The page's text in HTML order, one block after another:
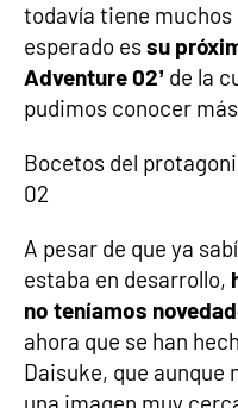
todavía tiene
esperado essu
Adventure 02’ de la
pudimos conocer
Bocetos del
02
A pesar de que ya
estaba en desarrollo,
no teníamos
ahora que se han
Daisuke, que aunque